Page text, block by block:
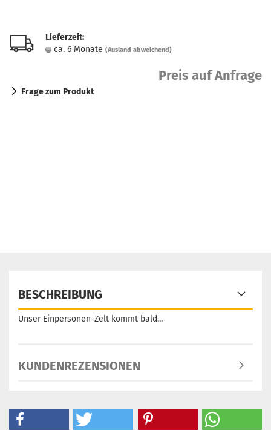
Lieferzeit:
ca. 6 Monate (Ausland abweichend)
Preis auf Anfrage
Frage zum Produkt
BESCHREIBUNG
Unser Einpersonen-Zelt kommt bald...
KUNDENREZENSIONEN